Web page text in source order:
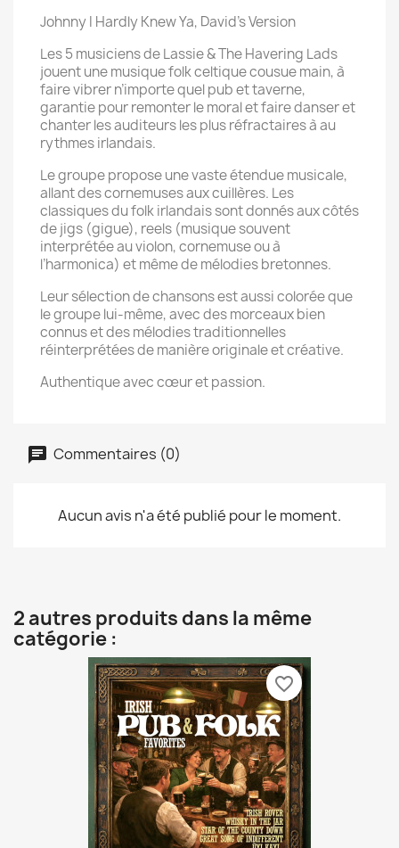
Johnny I Hardly Knew Ya, David's Version
Les 5 musiciens de Lassie & The Havering Lads
jouent une musique folk celtique cousue main, à
faire vibrer n’importe quel pub et taverne,
garantie pour remonter le moral et faire danser et
chanter les auditeurs les plus réfractaires à au
rythmes irlandais.
Le groupe propose une vaste étendue musicale,
allant des cornemuses aux cuillères. Les
classiques du folk irlandais sont donnés aux côtés
de jigs (gigue), reels (musique souvent
interprétée au violon, cornemuse ou à
l’harmonica) et même de mélodies bretonnes.
Leur sélection de chansons est aussi colorée que
le groupe lui-même, avec des morceaux bien
connus et des mélodies traditionnelles
réinterprétées de manière originale et créative.
Authentique avec cœur et passion.
Commentaires (0)
Aucun avis n'a été publié pour le moment.
2 autres produits dans la même
catégorie :
favorite_border